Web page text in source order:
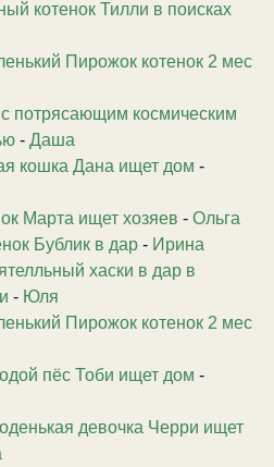
котенок Тилли в поисках
Пирожок котенок 2 мес
потрясающим космическим
- Даша
кошка Дана ищет дом -
Марта ищет хозяев - Ольга
Бублик в дар - Ирина
хаски в дар в
- Юля
Пирожок котенок 2 мес
пёс Тоби ищет дом -
девочка Черри ищет